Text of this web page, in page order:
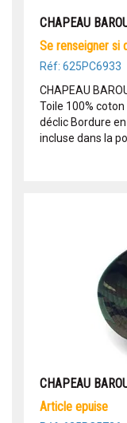
CHAPEAU
se renseigner si
Réf: 625PC6933
CHAPEAU
Toile 100%
déclic Bordure
incluse dans la
CHAPEAU
article epuise